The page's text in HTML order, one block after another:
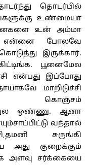
தொடர்பில்
உண்மையா
உன் அம்மா
என்னை போலவே
இருக்கார்.
பூனைமேல
என்பது இப்போது
மாறிடுச்சி
கொஞ்சம்
ஒண்ணு. ஆனா
வந்தால்
சுருங்கி
அது குறைக்கும்
அளவு சர்க்கையை